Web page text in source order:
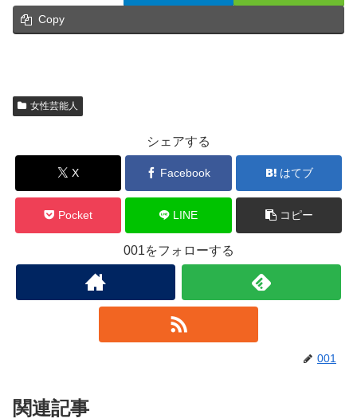
Copy
女性芸能人
シェアする
X Facebook はてブ
Pocket LINE コピー
001をフォローする
001
関連記事